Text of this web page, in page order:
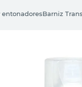
entonadoresBarniz